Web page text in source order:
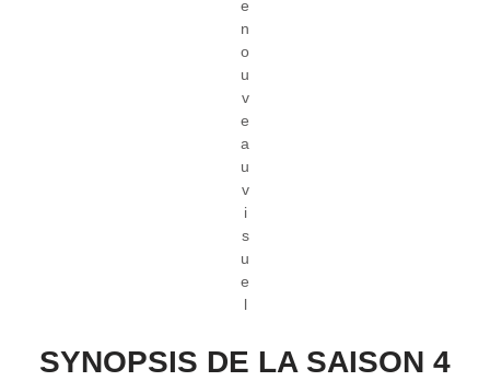
e
n
o
u
v
e
a
u
v
i
s
u
e
SYNOPSIS DE LA SAISON 4